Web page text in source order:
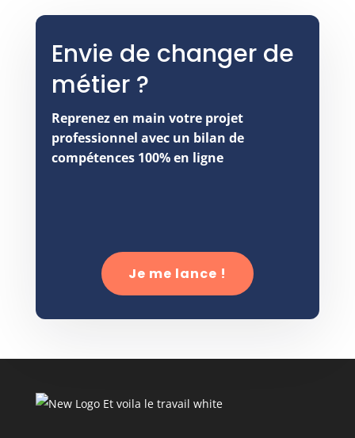
Envie de changer de
métier ?
Reprenez en main votre projet
professionnel avec un bilan de
compétences 100% en ligne
Je me lance !